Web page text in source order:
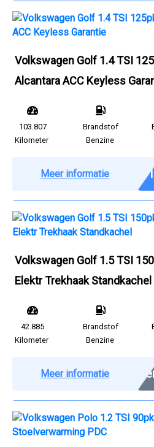
Volkswagen Golf 1.4 TSI
Alcantara ACC Keyless
103.807
Kilometer
Brandstof
Benzine
Meer informatie €
Volkswagen Golf 1.5 TSI
Elektr Trekhaak Standkachel
42.885
Kilometer
Brandstof
Benzine
Meer informatie